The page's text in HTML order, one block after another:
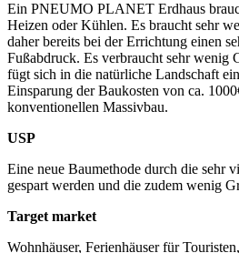
Ein PNEUMO PLANET Erdhaus
Heizen oder Kühlen. Es braucht sehr
daher bereits bei der Errichtung einen
Fußabdruck. Es verbraucht sehr wenig
fügt sich in die natürliche Landschaft
Einsparung der Baukosten von ca.
konventionellen Massivbau.
USP
Eine neue Baumethode durch die sehr
gespart werden und die zudem wenig
Target market
Wohnhäuser, Ferienhäuser für